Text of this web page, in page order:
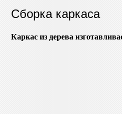
Сборка каркаса
Каркас из дерева